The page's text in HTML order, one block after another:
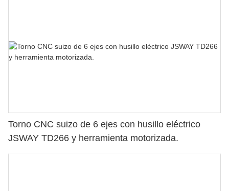
Torno CNC suizo de 6 ejes con husillo eléctrico
JSWAY TD266 y herramienta motorizada.